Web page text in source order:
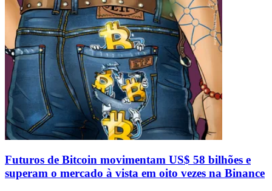
Futuros de Bitcoin movimentam US$ 58 bilhões e
superam o mercado à vista em oito vezes na Binance